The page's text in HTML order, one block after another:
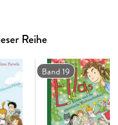
Reihe
Band 19